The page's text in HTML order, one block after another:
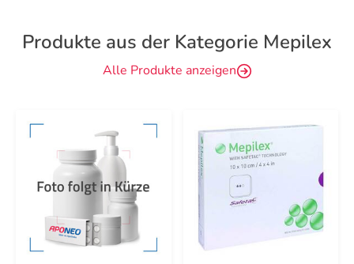
Produkte aus der Kategorie Mepilex
Alle Produkte anzeigen